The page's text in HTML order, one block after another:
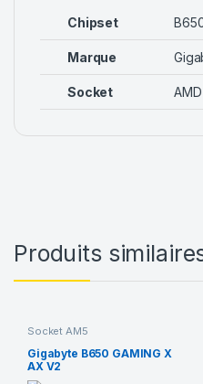
Chipset
Marque
Socket
Produits
Socket AM5
Gigabyte B650 GAMING X
AX V2